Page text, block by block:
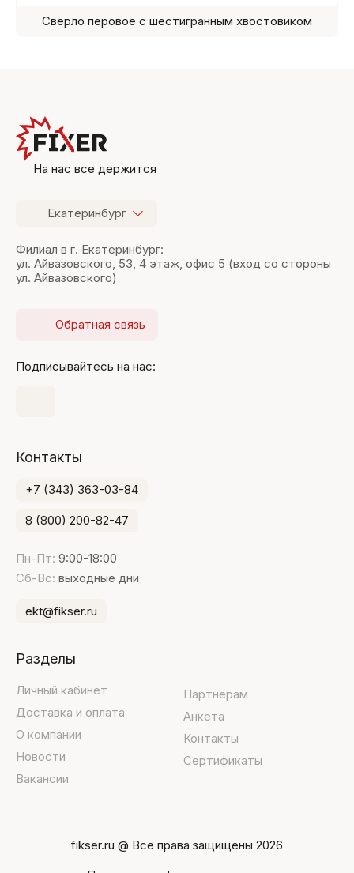
Сверло перовое с шестигранным хвостовиком
На нас все держится
Екатеринбург
Филиал в г. Екатеринбург:
ул. Айвазовского, 53, 4 этаж, офис 5 (вход со стороны
ул. Айвазовского)
Обратная связь
Подписывайтесь на нас:
Контакты
+7 (343) 363-03-84
8 (800) 200-82-47
Пн-Пт: 9:00-18:00
Сб-Вс: выходные дни
ekt@fikser.ru
Разделы
Личный кабинет
Доставка и оплата
О компании
Новости
Вакансии
Партнерам
Анкета
Контакты
Сертификаты
fikser.ru @ Все права защищены 2026